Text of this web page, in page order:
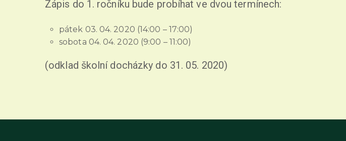
Zápis do 1. ročníku bude probíhat ve dvou termínech:
pátek 03. 04. 2020 (14:00 – 17:00)
sobota 04. 04. 2020 (9:00 – 11:00)
(odklad školní docházky do 31. 05. 2020)